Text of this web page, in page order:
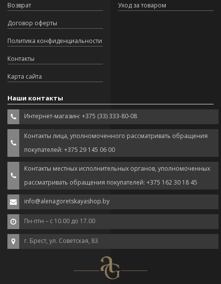
Возврат
Договор оферты
Политика конфиденциальности
Контакты
Карта сайта
Уход за товаром
Наши контакты
Интернет-магазин: +375 (33) 333-80-08
Контакты лица, уполномоченного рассматривать обращения
покупателей: +375 29 145 06 00
Контакты местных исполнительных органов, уполномоченных
рассматривать обращения покупателей: +375 162 30 18 45
info@alenagoretskayashop.by
Пн-птн – с 10.00 до 17.00
г. Брест, ул. Советская, 83